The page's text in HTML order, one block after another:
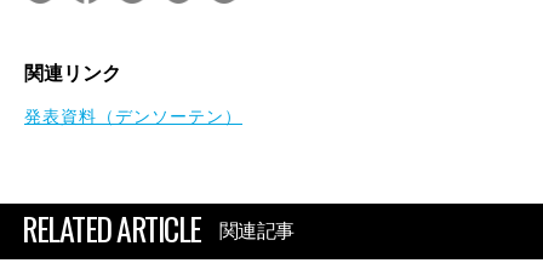
関連リンク
発表資料（デンソーテン）
RELATED ARTICLE 関連記事